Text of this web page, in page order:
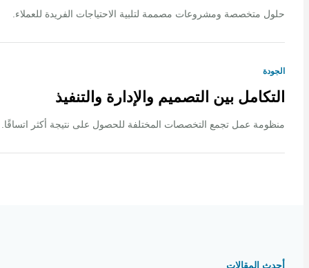
متخصصة ومشروعات مصممة لتلبية الاحتياجات الفريدة للعملاء.
بين التصميم والإدارة والتنفيذ
عمل تجمع التخصصات المختلفة للحصول على نتيجة أكثر اتساقًا.
المقالات